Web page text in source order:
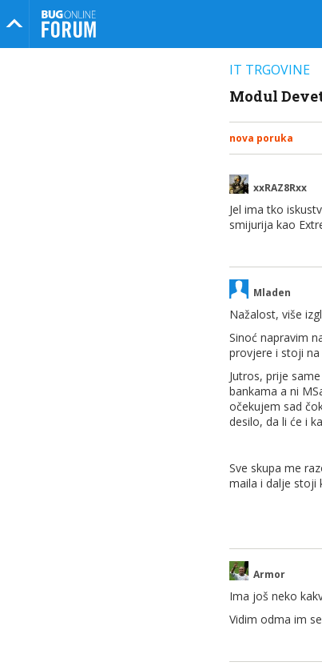
IT TRGOVINE
Modul
nova poruka
xxRAZ8Rxx
Jel ima tko
smijurija kao
Mladen
Nažalost, više
Sinoć napravim
provjere i stoji
Jutros, prije
bankama a ni
očekujem sad
desilo, da li će i
Sve skupa me
maila i dalje stoji
Armor
Ima još neko
Vidim odma im